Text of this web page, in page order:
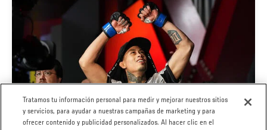
Tratamos tu información personal para medir y mejorar nuestros sitios
y servicios, para ayudar a nuestras campañas de marketing y para
ofrecer contenido y publicidad personalizados. Al hacer clic en el